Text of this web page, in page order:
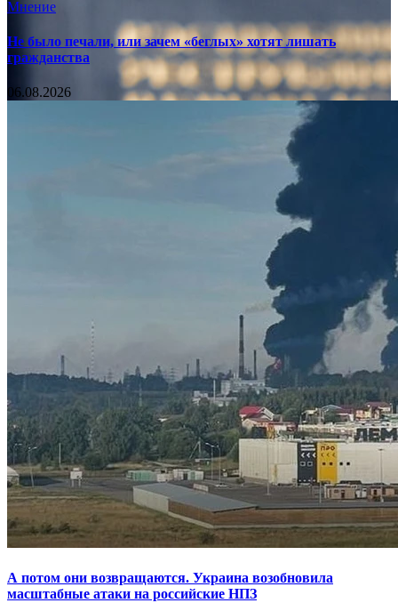
Мнение
Не было печали, или зачем «беглых» хотят лишать
гражданства
06.08.2026
А потом они возвращаются. Украина возобновила
масштабные атаки на российские НПЗ